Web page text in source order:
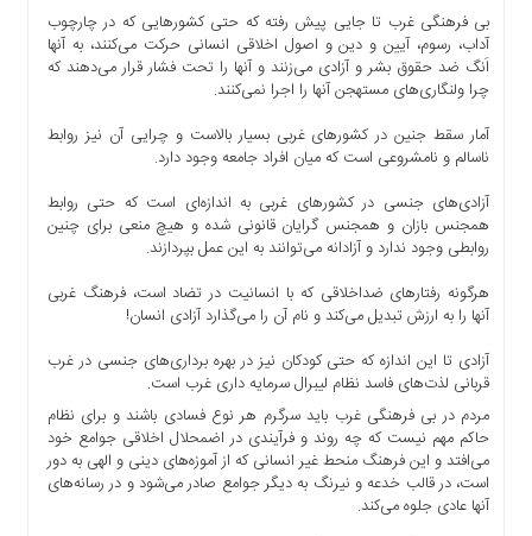
تعرفه
سایت
ارتباط
برگه
تعرفه
درباره
چند
بی‌ فرهنگی غرب تا جایی پیش رفته که حتی کشور‌هایی که در چارچوب
آداب، رسوم، آیین و دین و اصول اخلاقی انسانی حرکت می‌کنند، به آنها
اَنگ ضد حقوق بشر و آزادی می‌زنند و آنها را تحت فشار قرار می‌دهند که
چرا ولنگاری‌های مستهجن آنها را اجرا نمی‌کنند.
آمار سقط جنین در کشور‌های غربی بسیار بالاست و چرایی آن نیز روابط
ناسالم و نامشروعی است که میان افراد جامعه وجود دارد.
آزادی‌های جنسی در کشور‌های غربی به اندازه‌ای است که حتی روابط
همجنس بازان و همجنس گرایان قانونی شده و هیچ منعی برای چنین
روابطی وجود ندارد و آزادانه می‌توانند به این عمل بپردازند.
هرگونه رفتار‌های ضداخلاقی که با انسانیت در تضاد است، فرهنگ غربی
آنها را به ارزش تبدیل می‌کند و نام آن را می‌گذارد آزادی انسان!
آزادی تا این اندازه که حتی کودکان نیز در بهره برداری‌های جنسی در غرب
قربانی لذت‌های فاسد نظام لیبرال سرمایه داری غرب است.
مردم در بی‌ فرهنگی غرب باید سرگرم هر نوع فسادی باشند و برای نظام
حاکم مهم نیست که چه روند و فرآیندی در اضمحلال اخلاقی جوامع خود
می‌افتد و این فرهنگ منحط غیر انسانی که از آموزه‌های دینی و الهی به دور
است، در قالب خدعه و نیرنگ به دیگر جوامع صادر می‌شود و در رسانه‌های
آنها عادی جلوه می‌کند.